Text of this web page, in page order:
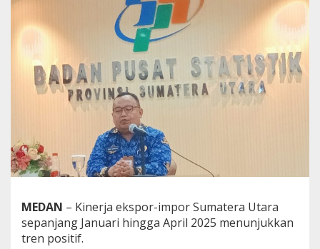
p
o
S
u
m
u
a
p
MEDAN – Kinerja ekspor-impor Sumatera Utara
sepanjang Januari hingga April 2025 menunjukkan
tren positif.